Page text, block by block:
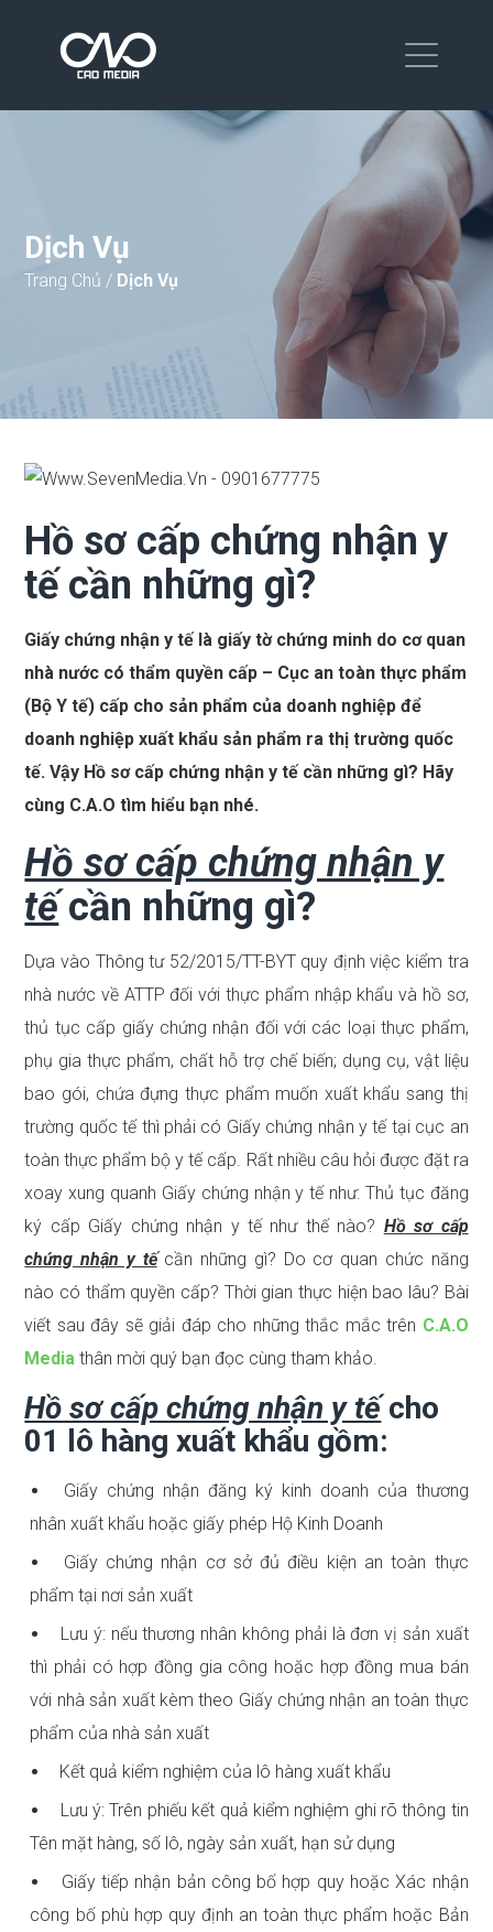
Dịch Vụ
Trang Chủ / Dịch Vụ
Hồ sơ cấp chứng nhận y
tế cần những gì?
Giấy chứng nhận y tế là giấy tờ chứng minh do cơ quan
nhà nước có thẩm quyền cấp – Cục an toàn thực phẩm
(Bộ Y tế) cấp cho sản phẩm của doanh nghiệp để
doanh nghiệp xuất khẩu sản phẩm ra thị trường quốc
tế. Vậy Hồ sơ cấp chứng nhận y tế cần những gì? Hãy
cùng C.A.O tìm hiểu bạn nhé.
Hồ sơ cấp chứng nhận y
tếcần những gì?
Dựa vào Thông tư 52/2015/TT-BYT quy định việc kiểm tra
nhà nước về ATTP đối với thực phẩm nhập khẩu và hồ sơ,
thủ tục cấp giấy chứng nhận đối với các loại thực phẩm,
phụ gia thực phẩm, chất hỗ trợ chế biến; dụng cụ, vật liệu
bao gói, chứa đựng thực phẩm muốn xuất khẩu sang thị
trường quốc tế thì phải có Giấy chứng nhận y tế tại cục an
toàn thực phẩm bộ y tế cấp. Rất nhiều câu hỏi được đặt ra
xoay xung quanh Giấy chứng nhận y tế như: Thủ tục đăng
ký cấp Giấy chứng nhận y tế như thế nào? Hồ sơ cấp
chứng nhận y tếcần những gì? Do cơ quan chức năng
nào có thẩm quyền cấp? Thời gian thực hiện bao lâu? Bài
viết sau đây sẽ giải đáp cho những thắc mắc trên C.A.O
Media thân mời quý bạn đọc cùng tham khảo.
Hồ sơ cấp chứng nhận y tếcho
01 lô hàng xuất khẩu gồm:
Giấy chứng nhận đăng ký kinh doanh của thương
nhân xuất khẩu hoặc giấy phép Hộ Kinh Doanh
Giấy chứng nhận cơ sở đủ điều kiện an toàn thực
phẩm tại nơi sản xuất
Lưu ý: nếu thương nhân không phải là đơn vị sản xuất
thì phải có hợp đồng gia công hoặc hợp đồng mua bán
với nhà sản xuất kèm theo Giấy chứng nhận an toàn thực
phẩm của nhà sản xuất
Kết quả kiểm nghiệm của lô hàng xuất khẩu
Lưu ý: Trên phiếu kết quả kiểm nghiệm ghi rõ thông tin
Tên mặt hàng, số lô, ngày sản xuất, hạn sử dụng
Giấy tiếp nhận bản công bố hợp quy hoặc Xác nhận
công bố phù hợp quy định an toàn thực phẩm hoặc Bản